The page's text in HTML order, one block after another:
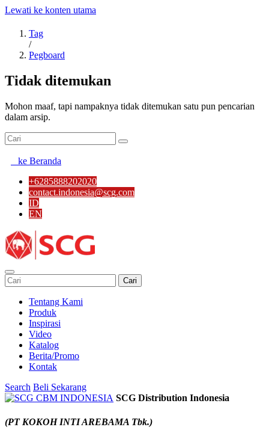
Lewati ke konten utama
Tag
/
Pegboard
Tidak ditemukan
Mohon maaf, tapi nampaknya tidak ditemukan satu pun pencarian
dalam arsip.
ke Beranda
+6285888202020
contact.indonesia@scg.com
ID
EN
Cari
Tentang Kami
Produk
Inspirasi
Video
Katalog
Berita/Promo
Kontak
Search Beli Sekarang
SCG Distribution Indonesia
(PT KOKOH INTI AREBAMA Tbk.)